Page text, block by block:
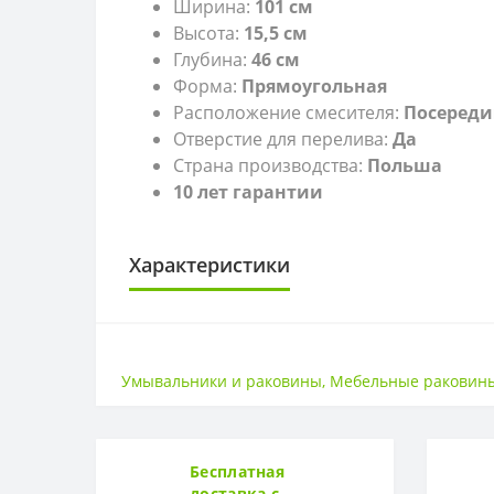
Ширина: 101 см
Высота: 15,5 см
Глубина: 46 см
Форма: Прямоугольная
Расположение смесителя:
Отверстие для перелива: Да
Страна производства: Польша
10 лет гарантии
Характеристики
Страна
Умывальники и раковины, Мебельные
Бесплатная